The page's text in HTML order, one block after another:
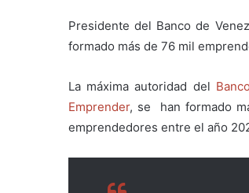
Presidente del Banco de
formado más de 76 mil
La máxima autoridad del
Emprender, se
han formado
emprendedores entre el año